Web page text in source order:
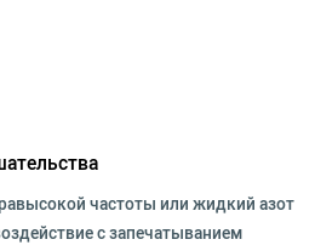
частоты или жидкий азот
с запечатыванием